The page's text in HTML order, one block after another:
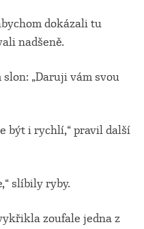
dokázali tu
nadšeně.
„Daruji vám svou
být i rychlí,“ pravil další
slíbily ryby.
zoufale jedna z